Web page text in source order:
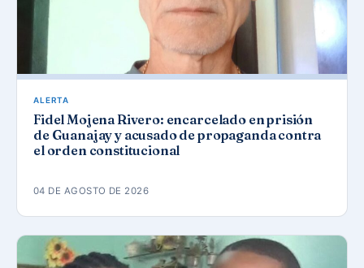
ALERTA
Fidel Mojena Rivero: encarcelado en prisión
de Guanajay y acusado de propaganda contra
el orden constitucional
04 DE AGOSTO DE 2026